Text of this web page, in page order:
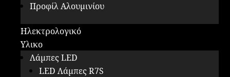
Προφίλ Αλουμινίου
Ηλεκτρολογικό
Υλικο
Λάμπες LED
LED Λάμπες R7S